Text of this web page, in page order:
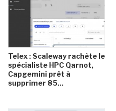
Telex : Scaleway rachète le
spécialiste HPC Qarnot,
Capgemini prêt à
supprimer 85...